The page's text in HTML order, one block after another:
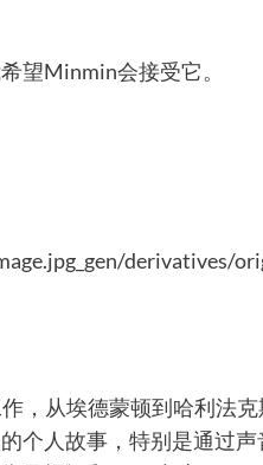
望Minmin会接受它。
，从埃德蒙顿到哈利法
个人故事，特别是通过声